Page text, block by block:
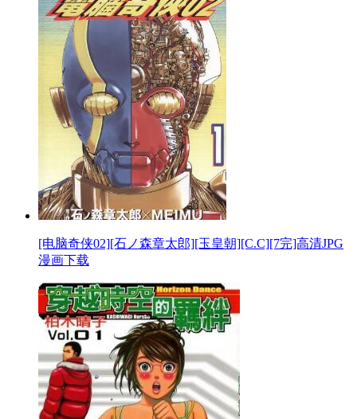
[电脑奇侠02][石ノ森章太郎][玉皇朝][C.C][7完]高清JPG
漫画下载